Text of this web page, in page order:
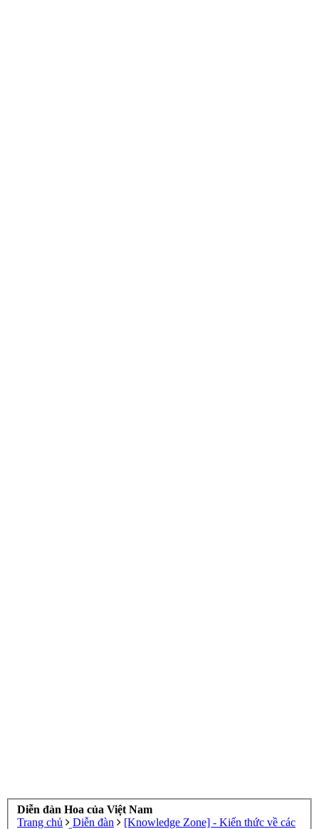
Diễn đàn Hoa của Việt Nam
Trang chủ
Diễn đàn [Knowledge Zone] - Kiến thức về các